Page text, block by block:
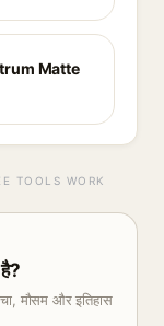
Matte
TOOLS WORK
मौसम और इतिहास